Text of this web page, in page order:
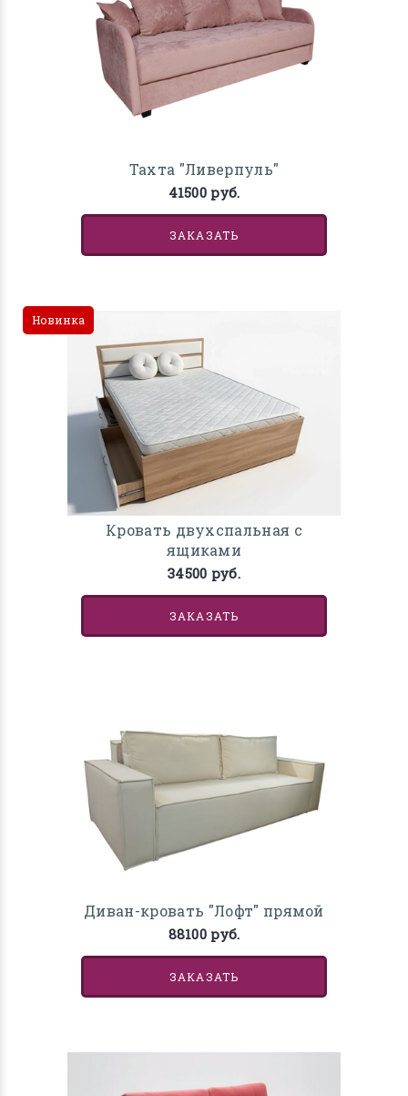
Тахта "Ливерпуль"
41500 руб.
ЗАКАЗАТЬ
Новинка
Кровать двухспальная с
ящиками
34500 руб.
ЗАКАЗАТЬ
Диван-кровать "Лофт" прямой
88100 руб.
ЗАКАЗАТЬ